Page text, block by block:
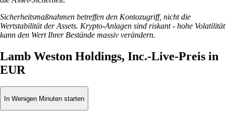
Sicherheitsmaßnahmen betreffen den Kontozugriff, nicht die
Wertstabilität der Assets. Krypto-Anlagen sind riskant - hohe Volatilität
kann den Wert Ihrer Bestände massiv verändern.
Lamb Weston Holdings, Inc.-Live-Preis in
EUR
In Wenigen Minuten starten